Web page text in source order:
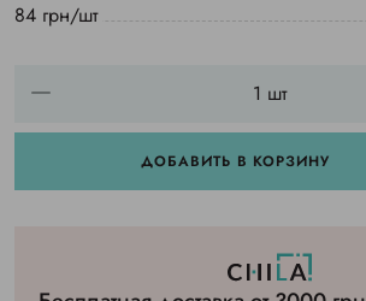
84 грн/шт
ДОБАВИТЬ В КОРЗИНУ